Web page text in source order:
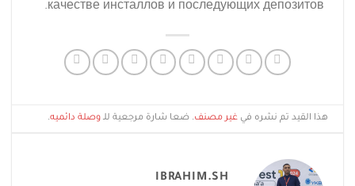
качестве инсталлов и последующих депозитов.
هذا القيد تم نشره فيغير مصنف. ضعا شارة مرجعية للـوصلة دائميه.
IBRAHIM.SH